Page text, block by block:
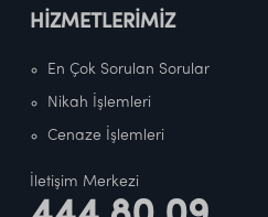
HİZMETLERİMİZ
En Çok Sorulan Sorular
Nikah İşlemleri
Cenaze İşlemleri
İletişim Merkezi